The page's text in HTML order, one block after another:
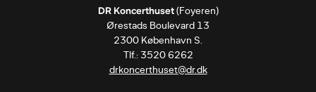
DR Koncerthuset (Foyeren)
Ørestads Boulevard 13
2300 København S.
drkoncerthuset@dr.dk